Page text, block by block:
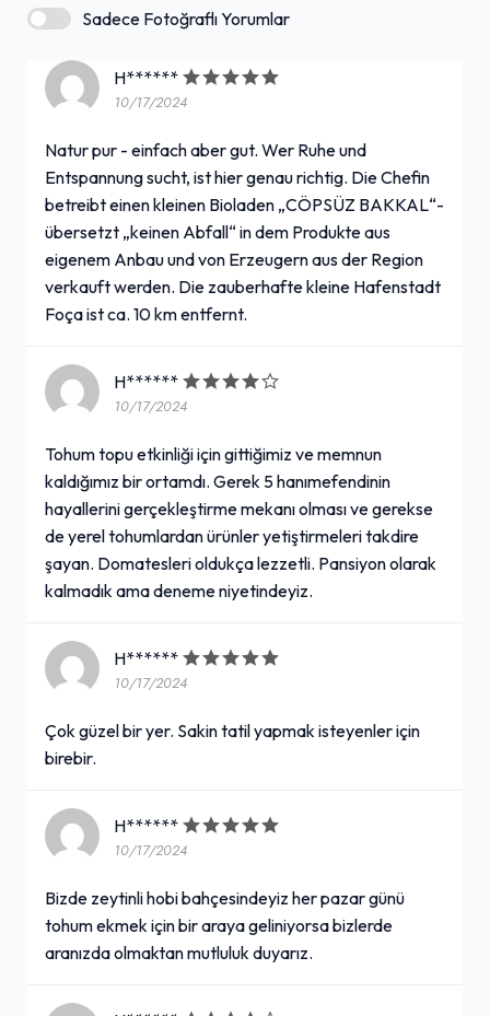
Sadece Fotoğraflı Yorumlar
H******
10/17/2024
Natur pur - einfach aber gut. Wer Ruhe und
Entspannung sucht, ist hier genau richtig. Die Chefin
betreibt einen kleinen Bioladen „CÖPSÜZ BAKKAL“-
übersetzt „keinen Abfall“ in dem Produkte aus
eigenem Anbau und von Erzeugern aus der Region
verkauft werden. Die zauberhafte kleine Hafenstadt
Foça ist ca. 10 km entfernt.
H******
10/17/2024
Tohum topu etkinliği için gittiğimiz ve memnun
kaldığımız bir ortamdı. Gerek 5 hanımefendinin
hayallerini gerçekleştirme mekanı olması ve gerekse
de yerel tohumlardan ürünler yetiştirmeleri takdire
şayan. Domatesleri oldukça lezzetli. Pansiyon olarak
kalmadık ama deneme niyetindeyiz.
H******
10/17/2024
Çok güzel bir yer. Sakin tatil yapmak isteyenler için
birebir.
H******
10/17/2024
Bizde zeytinli hobi bahçesindeyiz her pazar günü
tohum ekmek için bir araya geliniyorsa bizlerde
aranızda olmaktan mutluluk duyarız.